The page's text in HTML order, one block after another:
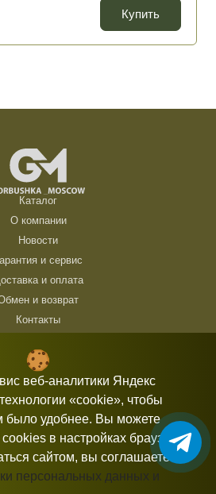
Купить
Каталог
О компании
Новости
и сервис
и оплата
и возврат
Контакты
— 21:00 без выходных
moscow@yandex.ru
веб-аналитики Яндекс
«cookie», чтобы
было удобнее. Вы можете
cookies в настройках браузера.
сайтом, вы соглашаетесь
персональных данных и